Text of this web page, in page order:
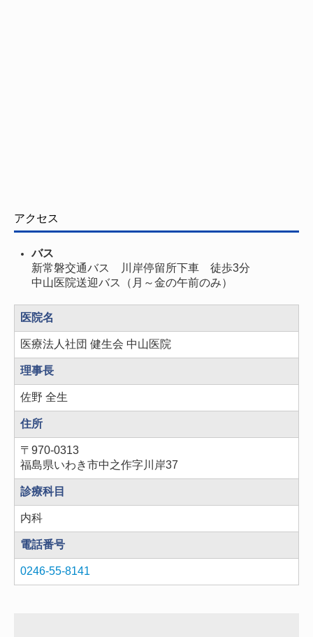
アクセス
バス
新常磐交通バス 川岸停留所下車 徒歩3分
中山医院送迎バス（月～金の午前のみ）
医院名
医療法人社団 健生会 中山医院
理事長
佐野 全生
住所
〒970-0313
福島県いわき市中之作字川岸37
診療科目
内科
電話番号
0246-55-8141